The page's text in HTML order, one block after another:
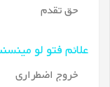
حق تقدم
علائم فتو لو
خروج اضطراری